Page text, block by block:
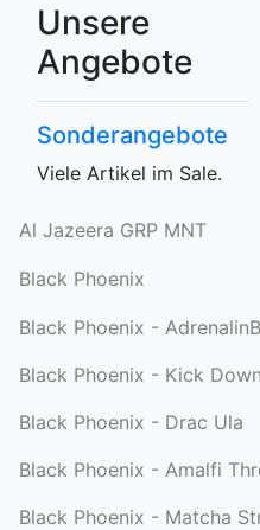
Unsere
Angebote
Sonderangebote
Viele Artikel im Sale.
Al Jazeera GRP MNT
Black Phoenix
Black Phoenix - Adrenalin
Black Phoenix - Kick Down
Black Phoenix - Drac Ula
Black Phoenix - Amalfi
Black Phoenix - Matcha